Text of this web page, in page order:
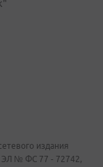
издания
ЭЛ № ФС 77 - 72742,